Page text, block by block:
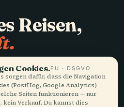
Reisen,
Beitreten
Cookies.EU · DSGVO
sorgen dafür, dass die Navigation
(PostHog, Google Analytics)
Seiten funktionieren — nur
kein Verkauf. Du kannst dies
Alle akzeptieren